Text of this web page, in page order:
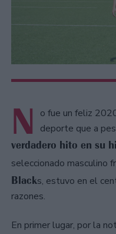
N o fue un feliz
deporte que a
verdadero hito en su
seleccionado masculino
Blacks, estuvo en el
razones.
En primer lugar, por la